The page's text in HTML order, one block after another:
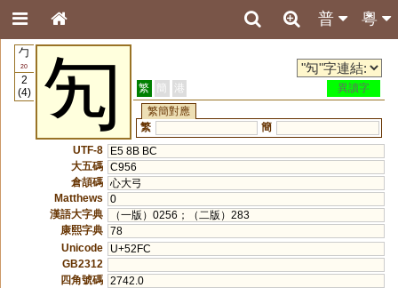
粵
普
勹
20
2
(4)
勼 繁 簡 港
異讀字
繁簡對應
繁
簡
UTF-8
E5 8B BC
大五碼 C956
倉頡碼 心大弓
Matthews
0
漢語大字典
（一版）0256；（二版）283
康熙字典 78
Unicode
U+52FC
GB2312
四角號碼 2742.0